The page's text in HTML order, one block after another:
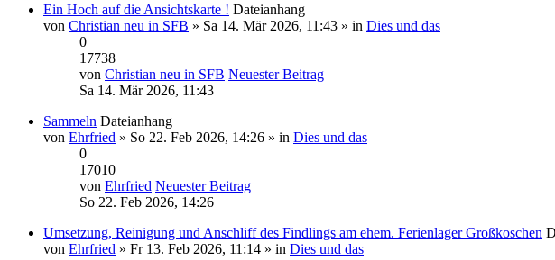
Ein Hoch auf die Ansichtskarte ! Dateianhang
von Christian neu in SFB » Sa 14. Mär 2026, 11:43 » in Dies und das
0
17738
von Christian neu in SFB Neuester Beitrag
Sa 14. Mär 2026, 11:43
Sammeln Dateianhang
von Ehrfried » So 22. Feb 2026, 14:26 » in Dies und das
0
17010
von Ehrfried Neuester Beitrag
So 22. Feb 2026, 14:26
Umsetzung, Reinigung und Anschliff des Findlings am ehem. Ferienlager Großkoschen
von Ehrfried » Fr 13. Feb 2026, 11:14 » in Dies und das